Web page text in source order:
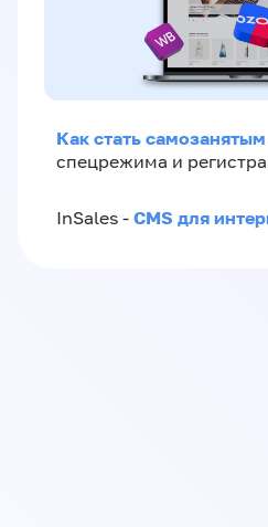
Как стать самозанятым
спецрежима и
InSales - CMS для